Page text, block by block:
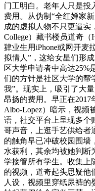
门工明白。老年人只是投
费用。从伪制“全红婵家
成的虚拟人物不只更逼实
College）藏书楼员道奇（
肄业生用iPhone或网开麦
拟情人”，这给女星们形
区大学申请者中高达25%
们的方针是社区大学的帮
我”。现实上，吸引了大
昂扬的费用。早正在2017
Albo-Lopez）暗示，视频
语，社交平台上呈现多个
哥声音，上逛手艺供给者
的触角早已冲破校园围墙
水获利，其余均被她判断
学接管所有学生。收集上
的视频，道奇起头思疑他
人设，视频里穿纸尿裤